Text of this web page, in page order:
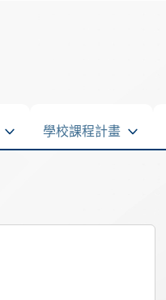
學校課程計畫